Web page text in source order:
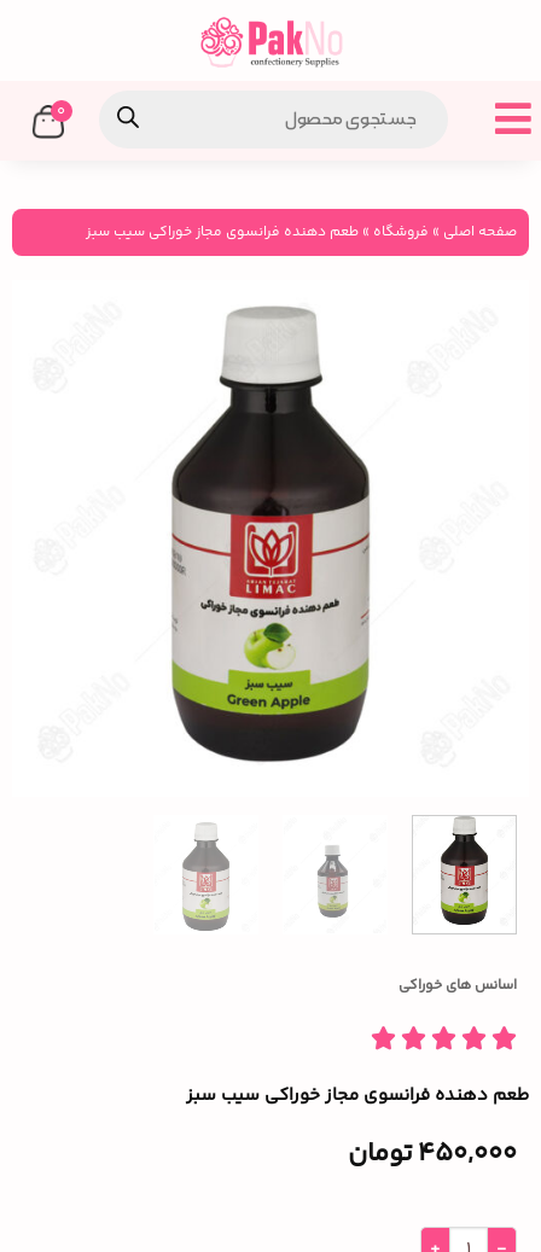
0
صفحه اصلی » فروشگاه » طعم دهنده فرانسوی مجاز خوراکی سیب سبز
اسانس های خوراکی
طعم دهنده فرانسوی مجاز خوراکی سیب سبز
450,000تومان